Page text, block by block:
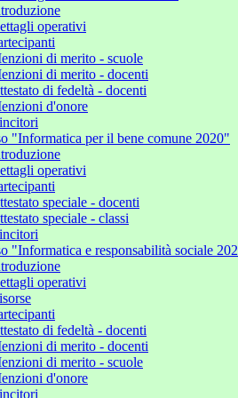
operativi
di merito - scuole
di merito - docenti
di fedeltà - docenti
d'onore
"Informatica per il bene comune 2020"
operativi
speciale - docenti
speciale - classi
"Informatica e responsabilità sociale
operativi
di fedeltà - docenti
di merito - docenti
di merito - scuole
d'onore